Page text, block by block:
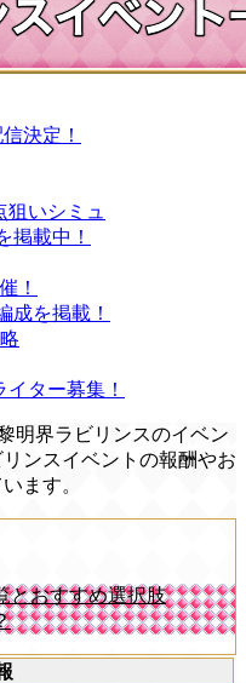
決定！
狙いシミュ
掲載中！
！
成を掲載！
ター募集！
明界ラビリンスのイベン
ンスイベントの報酬やお
ます。
とおすすめ選択肢